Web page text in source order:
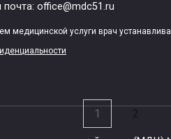
для
1 2
почта: office@mdc51.ru
медицинской услуги врач